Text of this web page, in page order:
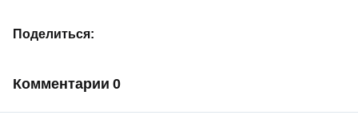
Поделиться
Комментарии 0